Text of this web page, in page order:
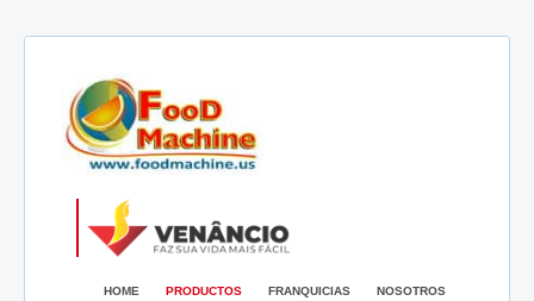
HOME PRODUCTOS FRANQUICIAS NOSOTROS